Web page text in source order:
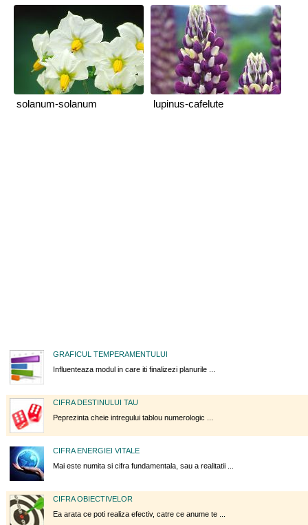
solanum-solanum lupinus-cafelute
GRAFICUL TEMPERAMENTULUI
Influenteaza modul in care iti finalizezi planurile ...
CIFRA DESTINULUI TAU
Peprezinta cheie intregului tablou numerologic ...
CIFRA ENERGIEI VITALE
Mai este numita si cifra fundamentala, sau a realitatii ...
CIFRA OBIECTIVELOR
Ea arata ce poti realiza efectiv, catre ce anume te ...